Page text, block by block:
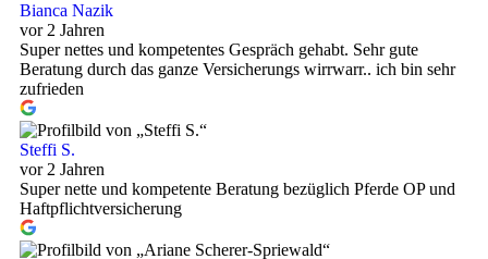
Bianca Nazik
vor 2 Jahren
Super nettes und kompetentes Gespräch gehabt. Sehr gute
Beratung durch das ganze Versicherungs wirrwarr.. ich bin sehr
zufrieden
Steffi S.
vor 2 Jahren
Super nette und kompetente Beratung bezüglich Pferde OP und
Haftpflichtversicherung